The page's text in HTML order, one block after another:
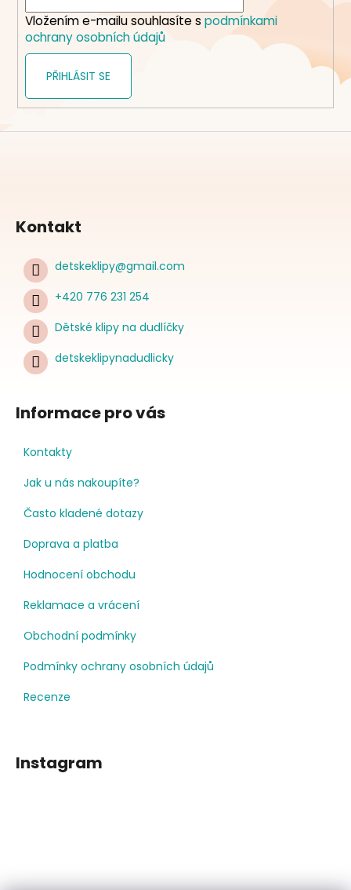
Vložením e-mailu souhlasíte s podmínkami
ochrany osobních údajů
PŘIHLÁSIT SE
Kontakt
detskeklipy@gmail.com
+420 776 231 254
Dětské klipy na dudlíčky
detskeklipynadudlicky
Informace pro vás
Kontakty
Jak u nás nakoupíte?
Často kladené dotazy
Doprava a platba
Hodnocení obchodu
Reklamace a vrácení
Obchodní podmínky
Podmínky ochrany osobních údajů
Recenze
Instagram